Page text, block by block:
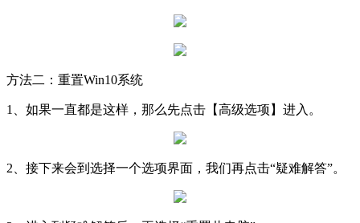
方法二：重置Win10系统
1、如果一直都是这样，那么先点击【高级选项】进入。
2、接下来会到选择一个选项界面，我们再点击“疑难解答”。